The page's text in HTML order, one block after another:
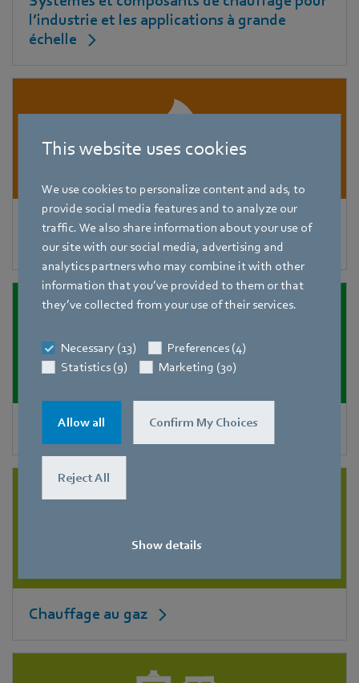
This website uses cookies
We use cookies to personalize content and ads, to
provide social media features and to analyze our
traffic. We also share information about your use of
our site with our social media, advertising and
analytics partners who may combine it with other
information that you’ve provided to them or that
they’ve collected from your use of their services.
Necessary (13)
Preferences (4)
Statistics (9)
Marketing (30)
Allow all Confirm My Choices
Reject All
Show details
l’industrie et les applications à grande
échelle
Chaudières à combustible solide jusqu’à
150 kW
Pompes à chaleur
Chauffage au gaz